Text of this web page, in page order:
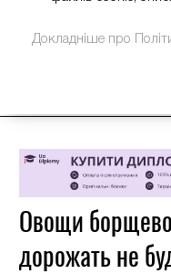
Овощи
дорожать не
Докладніше про